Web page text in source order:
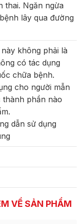
thai. Ngăn ngừa
lây qua đường
không phải là
có tác dụng
chữa bệnh.
cho người mẫn
thành phần nào
dẫn sử dụng
VỀ SẢN PHẨM